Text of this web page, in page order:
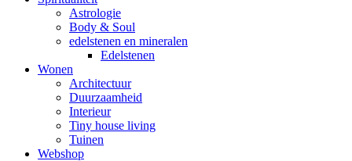
Astrologie
Body & Soul
edelstenen en mineralen
Edelstenen
Wonen
Architectuur
Duurzaamheid
Interieur
Tiny house living
Tuinen
Webshop